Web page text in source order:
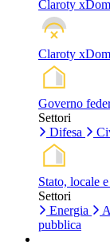
Claroty
Claroty
Governo
Settori
Difesa
Stato, locale
Settori
Energia
pubblica